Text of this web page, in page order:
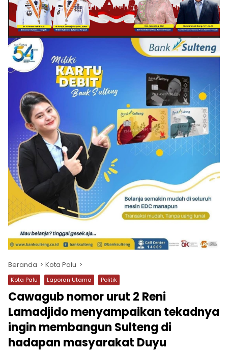
Beranda Kota Palu
Kota Palu Laporan Utama Politik
Cawagub nomor urut 2 Reni
Lamadjido menyampaikan tekadnya
ingin membangun Sulteng di
hadapan masyarakat Duyu